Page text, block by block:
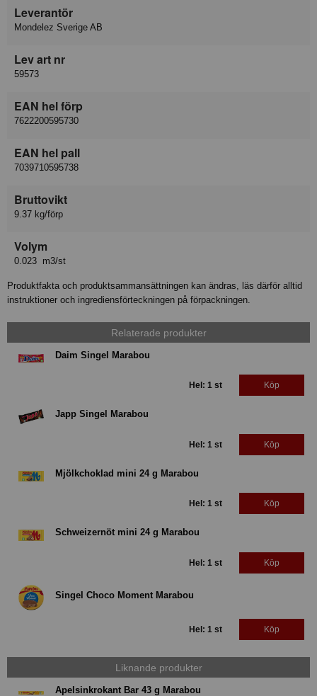
Leverantör
Mondelez Sverige AB
Lev art nr
59573
EAN hel förp
7622200595730
EAN hel pall
7039710595738
Bruttovikt
9.37 kg/förp
Volym
0.023 m3/st
Produktfakta och produktsammansättningen kan ändras, läs därför alltid
instruktioner och ingrediensförteckningen på förpackningen.
Relaterade produkter
Daim Singel Marabou
Hel: 1 st Köp
Japp Singel Marabou
Hel: 1 st Köp
Mjölkchoklad mini 24 g Marabou
Hel: 1 st Köp
Schweizernöt mini 24 g Marabou
Hel: 1 st Köp
Singel Choco Moment Marabou
Hel: 1 st Köp
Liknande produkter
Apelsinkrokant Bar 43 g Marabou